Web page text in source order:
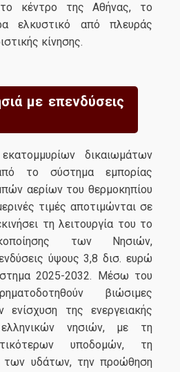
κέντρο της Αθήνας, το
ελκυστικό από πλευράς
κίνησης.
με επενδύσεις
δικαιωμάτων
το σύστημα εμπορίας
αερίων του θερμοκηπίου
τιμές αποτιμώνται σε
τη λειτουργία του το
των Νησιών,
ύψους 3,8 δισ. ευρώ
2025-2032. Μέσω του
βιώσιμες
ενίσχυση της ενεργειακής
νησιών, με τη
υποδομών, τη
των υδάτων, την προώθηση